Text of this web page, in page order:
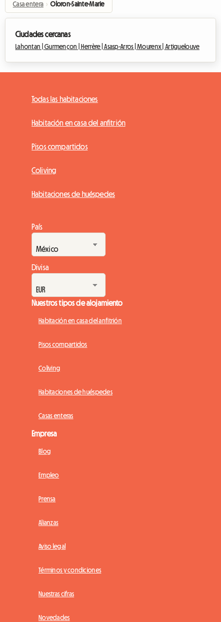
Casa entera › Oloron-Sainte-Marie
Ciudades cercanas
Lahontan |Gurmençon | Herrère |Asasp-Arros |Mourenx |Artiguelouve
Todas las habitaciones
Habitación en casa del anfitrión
Pisos compartidos
Coliving
Habitaciones de huéspedes
País
Divisa
Nuestros tipos de alojamiento
Habitación en casa del anfitrión
Pisos compartidos
Coliving
Habitaciones de huéspedes
Casas enteras
Empresa
Blog
Empleo
Prensa
Alianzas
Aviso legal
Términos y condiciones
Nuestras cifras
Novedades